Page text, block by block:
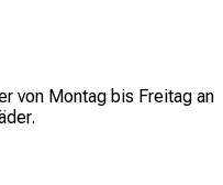
von Montag bis Freitag an